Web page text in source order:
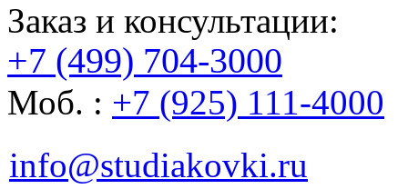
Заказ и консультации:
+7 (499) 704-3000
Моб. : +7 (925) 111-4000
info@studiakovki.ru